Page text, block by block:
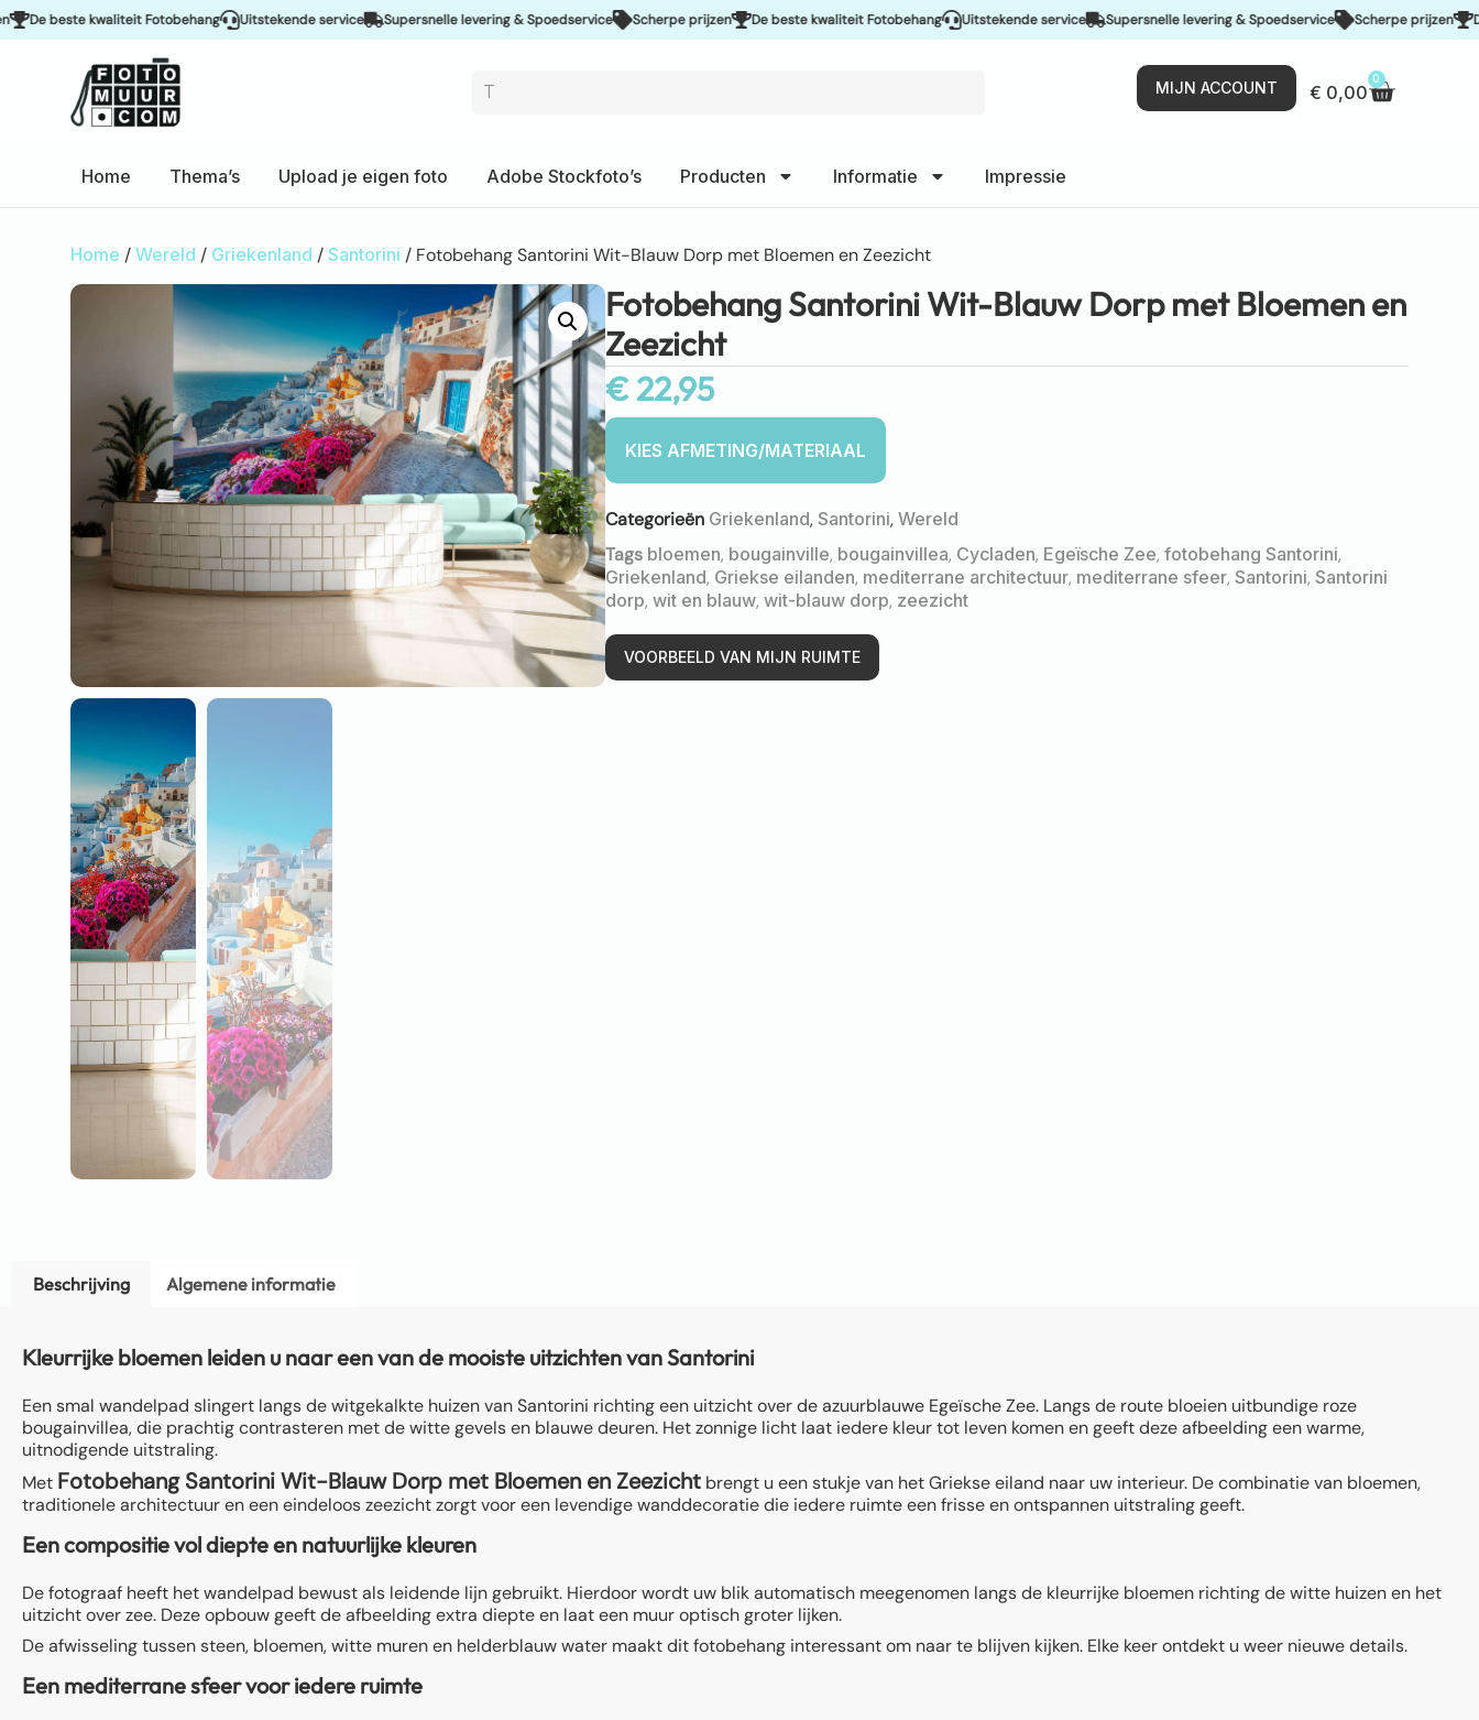
beste kwaliteit Fotobehang Uitstekende service Supersnelle levering & Spoedservice Scherpe prijzen De beste kwaliteit Fotobehang Uitstekende service Supersnelle levering & Spoedservice Scherpe prijzen De
MIJN ACCOUNT € 0,00
0
Home Thema’s Upload je eigen foto Adobe Stockfoto’s Producten Informatie Impressie
Home / Wereld / Griekenland / Santorini / Fotobehang Santorini Wit-Blauw Dorp met Bloemen en Zeezicht
Fotobehang Santorini Wit-Blauw Dorp met Bloemen en
Zeezicht
€22,95
Categorieën Griekenland,Santorini,Wereld
Tags bloemen, bougainville, bougainvillea, Cycladen, Egeïsche Zee,fotobehang Santorini,
Griekenland, Griekse eilanden, mediterrane architectuur, mediterrane sfeer,Santorini,Santorini
dorp,wit en blauw,wit-blauw dorp, zeezicht
VOORBEELD VAN MIJN RUIMTE
Beschrijving Algemene informatie
Kleurrijke bloemen leiden u naar een van de mooiste uitzichten van Santorini
Een smal wandelpad slingert langs de witgekalkte huizen van Santorini richting een uitzicht over de azuurblauwe Egeïsche Zee. Langs de route bloeien uitbundige roze
bougainvillea, die prachtig contrasteren met de witte gevels en blauwe deuren. Het zonnige licht laat iedere kleur tot leven komen en geeft deze afbeelding een warme,
uitnodigende uitstraling.
Met Fotobehang Santorini Wit-Blauw Dorp met Bloemen en Zeezicht brengt u een stukje van het Griekse eiland naar uw interieur. De combinatie van bloemen,
traditionele architectuur en een eindeloos zeezicht zorgt voor een levendige wanddecoratie die iedere ruimte een frisse en ontspannen uitstraling geeft.
Een compositie vol diepte en natuurlijke kleuren
De fotograaf heeft het wandelpad bewust als leidende lijn gebruikt. Hierdoor wordt uw blik automatisch meegenomen langs de kleurrijke bloemen richting de witte huizen en het
uitzicht over zee. Deze opbouw geeft de afbeelding extra diepte en laat een muur optisch groter lijken.
De afwisseling tussen steen, bloemen, witte muren en helderblauw water maakt dit fotobehang interessant om naar te blijven kijken. Elke keer ontdekt u weer nieuwe details.
Een mediterrane sfeer voor iedere ruimte